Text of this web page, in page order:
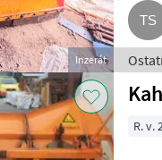
Inzerát
R. v.